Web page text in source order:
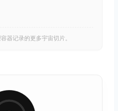
器记录的更多宇宙切片。